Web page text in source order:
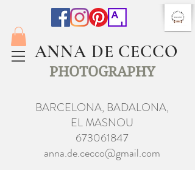
ANNA DE CECCO
PHOTOGRAPHY
BARCELONA, BADALONA,
EL MASNOU
673061847
anna.de.cecco@gmail.com